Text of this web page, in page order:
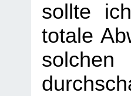
sollte
totale